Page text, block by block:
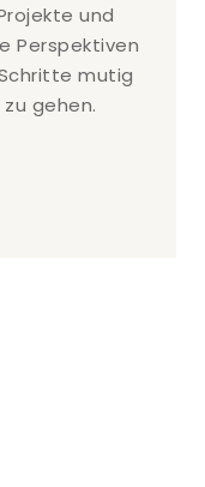
und
Perspektiven
mutig
gehen.